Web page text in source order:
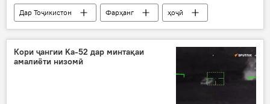
Дар Тоҷикистон Фарҳанг
ҳоҷӣ
Ҳаҷ
бозгашт Кумитаи дин
Кори ҷангии Ka-52 дар минтақаи
амалиёти низомӣ